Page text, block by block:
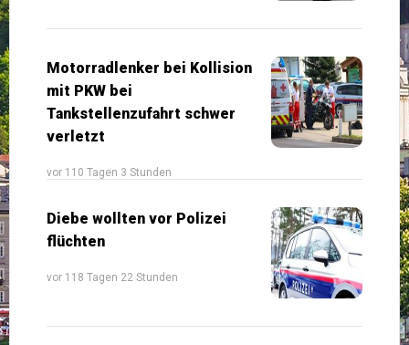
Motorradlenker bei Kollision
mit PKW bei
Tankstellenzufahrt schwer
verletzt
vor 110 Tagen 3 Stunden
Diebe wollten vor Polizei
flüchten
vor 118 Tagen 22 Stunden